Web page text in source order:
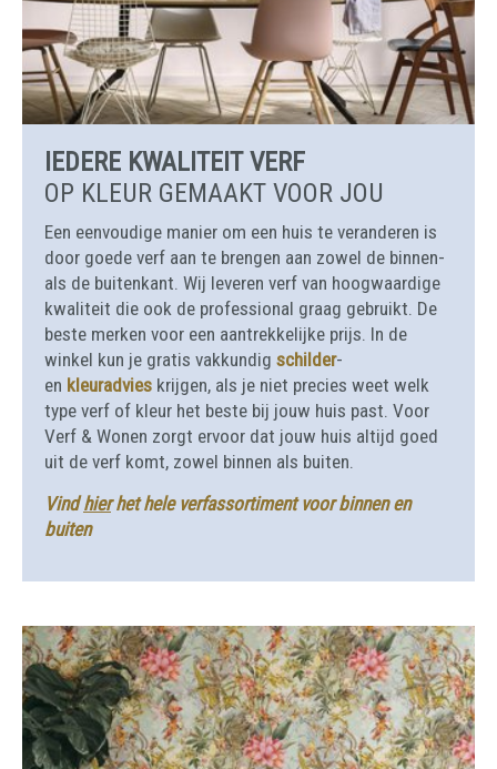
IEDERE KWALITEIT VERF
OP KLEUR GEMAAKT VOOR JOU
Een eenvoudige manier om een huis te veranderen is
door goede verf aan te brengen aan zowel de binnen-
als de buitenkant. Wij leveren verf van hoogwaardige
kwaliteit die ook de professional graag gebruikt. De
beste merken voor een aantrekkelijke prijs. In de
winkel kun je gratis vakkundig schilder-
en kleuradvies krijgen, als je niet precies weet welk
type verf of kleur het beste bij jouw huis past. Voor
Verf & Wonen zorgt ervoor dat jouw huis altijd goed
uit de verf komt, zowel binnen als buiten.
Vindhierhet hele verfassortiment voor binnen en
buiten